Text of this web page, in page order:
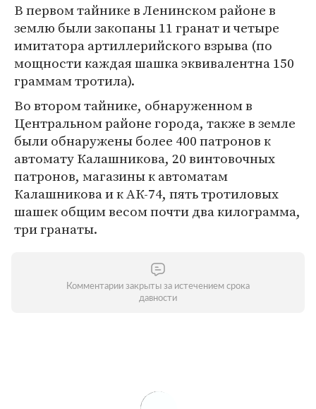
В первом тайнике в Ленинском районе в
землю были закопаны 11 гранат и четыре
имитатора артиллерийского взрыва (по
мощности каждая шашка эквивалентна 150
граммам тротила).
Во втором тайнике, обнаруженном в
Центральном районе города, также в земле
были обнаружены более 400 патронов к
автомату Калашникова, 20 винтовочных
патронов, магазины к автоматам
Калашникова и к АК-74, пять тротиловых
шашек общим весом почти два килограмма,
три гранаты.
Комментарии закрыты за истечением срока
давности